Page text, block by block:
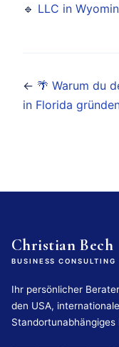
🔹 LLC in
← 🌴 Warum du
in Florida
Christian Bech
BUSINESS CONSULTING
Ihr persönlicher
den USA,
Standortunabhängiges